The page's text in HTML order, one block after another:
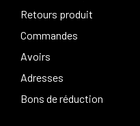
Retours produit
Commandes
Avoirs
Adresses
Bons de réduction